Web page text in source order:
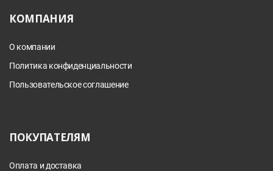
КОМПАНИЯ
О компании
Политика конфиденциальности
Пользовательское соглашение
ПОКУПАТЕЛЯМ
Оплата и доставка